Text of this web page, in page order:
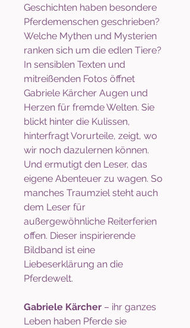
Geschichten haben besondere
Pferdemenschen geschrieben?
Welche Mythen und Mysterien
ranken sich um die edlen Tiere?
In sensiblen Texten und
mitreißenden Fotos öffnet
Gabriele Kärcher Augen und
Herzen für fremde Welten. Sie
blickt hinter die Kulissen,
hinterfragt Vorurteile, zeigt, wo
wir noch dazulernen können.
Und ermutigt den Leser, das
eigene Abenteuer zu wagen. So
manches Traumziel steht auch
dem Leser für
außergewöhnliche Reiterferien
offen. Dieser inspirierende
Bildband ist eine
Liebeserklärung an die
Pferdewelt.
Gabriele Kärcher – ihr ganzes
Leben haben Pferde sie